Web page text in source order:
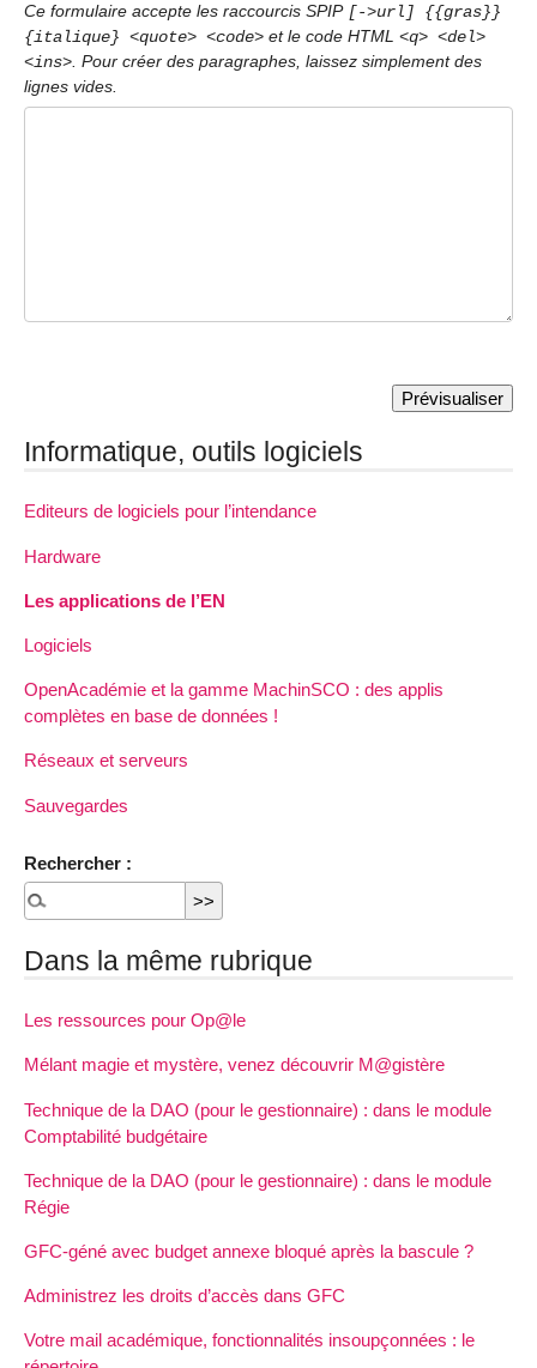
Ce formulaire accepte les raccourcis SPIP [->url] {{gras}}
{italique} <quote> <code> et le code HTML <q> <del>
<ins> . Pour créer des paragraphes, laissez simplement des
lignes vides.
Informatique, outils logiciels
Editeurs de logiciels pour l’intendance
Hardware
Les applications de l’EN
Logiciels
OpenAcadémie et la gamme MachinSCO : des applis
complètes en base de données !
Réseaux et serveurs
Sauvegardes
Rechercher :
Dans la même rubrique
Les ressources pour Op@le
Mélant magie et mystère, venez découvrir M@gistère
Technique de la DAO (pour le gestionnaire) : dans le module
Comptabilité budgétaire
Technique de la DAO (pour le gestionnaire) : dans le module
Régie
GFC-géné avec budget annexe bloqué après la bascule ?
Administrez les droits d’accès dans GFC
Votre mail académique, fonctionnalités insoupçonnées : le